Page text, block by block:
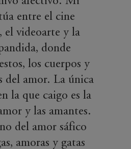
entre el cine
el videoarte y la
donde
los cuerpos y
del amor. La única
la que caigo es la
y las amantes.
del amor sáfico
amoras y gatas